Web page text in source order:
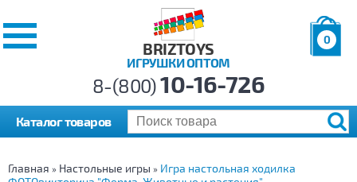
BRIZTOYS
ИГРУШКИ ОПТОМ
0
р.
8-(800)10-16-726
Каталог товаров
Главная » Настольные игры » Игра настольная ходилка